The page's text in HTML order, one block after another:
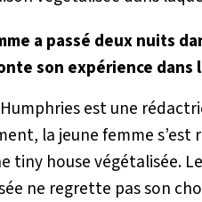
a passé deux nuits
son expérience dans
est une
la jeune femme s’est
tiny house végétalisée.
ne regrette pas son